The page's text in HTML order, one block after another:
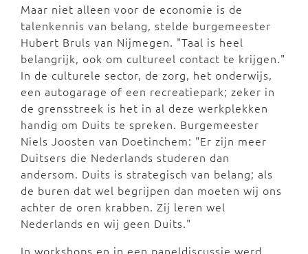
Maar niet alleen voor de economie is de
talenkennis van belang, stelde burgemeester
Hubert Bruls van Nijmegen. "Taal is heel
belangrijk, ook om cultureel contact te krijgen."
In de culturele sector, de zorg, het onderwijs,
een autogarage of een recreatiepark; zeker in
de grensstreek is het in al deze werkplekken
handig om Duits te spreken. Burgemeester
Niels Joosten van Doetinchem: "Er zijn meer
Duitsers die Nederlands studeren dan
andersom. Duits is strategisch van belang; als
de buren dat wel begrijpen dan moeten wij ons
achter de oren krabben. Zij leren wel
Nederlands en wij geen Duits."
In workshops en in een paneldiscussie werd